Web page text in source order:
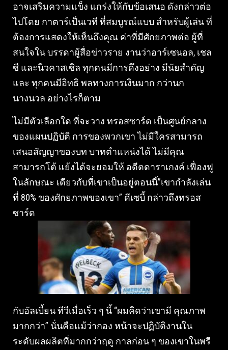
อาจเสริมความแข็ง แกร่งให้กับข้อเสนอ ดังกล่าวต่อ
ไปโดย กาตาร์เป็นเวที ที่สมบูรณ์แบบ สําหรับผู้เล่น ที่
ต้องการแสดงให้เห็นถึงคุณ ค่าที่มีศักยภาพต่อ ผู้ที่
สนใจใน บรรดาผู้สื่อข่าวราย งานว่าอาร์เซนอล, เชล
ซี และนิวคาสเซิล ทุกคนมีการดึงอย่าง มีนัยสําคัญ
และ ทุกคนมีอิทธิ พลทางการเงินมาก กว่านก
นางนวล อย่างไรก็ตาม
ไม่มีตัวเลือกใด ที่จะวาง ทรอสซาร์ด เป็นศูนย์กลาง
ของแผนปฏิบัติ การของพวกเขา ไม่มีใครสามารถ
เสนอสัญญาของบท บาทตําแหน่งได้ ไม่มีคุณ
สามารถโต้ แย้งได้จะยอมให้ อดีตดาราเกงค์ เฟื่องฟู
ในลักษณะ เดียวกับที่เขาเป็นอยู่ตอนนี้”เขากําลังเล่น
ที่ 80% ของศักยภาพของเขา” ดีเซบี้ กล่าวถึงทรอส
ซาร์ด
กับอัลเบี้ยน ทีวีเมื่อเร็ว ๆ นี้ “ผมคิดว่าเขามี คุณภาพ
มากกว่า” นั่นคือแม้ว่ากอง หน้าจะปฏิบัติงานใน
ระดับผลผลิตที่มากกว่าฤดู กาลก่อน ๆ ของเขาในพรี